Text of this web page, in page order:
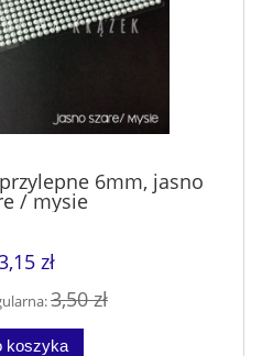
6mm, jasno
/ mysie
zł
3,50 zł
koszyka